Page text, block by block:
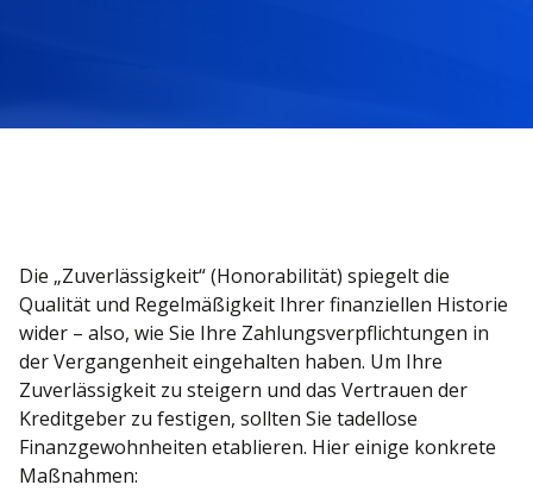
Die „Zuverlässigkeit“ (Honorabilität) spiegelt die
Qualität und Regelmäßigkeit Ihrer finanziellen Historie
wider – also, wie Sie Ihre Zahlungsverpflichtungen in
der Vergangenheit eingehalten haben. Um Ihre
Zuverlässigkeit zu steigern und das Vertrauen der
Kreditgeber zu festigen, sollten Sie tadellose
Finanzgewohnheiten etablieren. Hier einige konkrete
Maßnahmen: